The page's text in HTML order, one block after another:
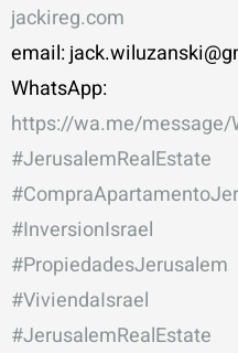
jackireg.com
email:
WhatsApp:
https://wa.me/message/
#JerusalemRealEstate
#InversionIsrael
#PropiedadesJerusalem
#ViviendaIsrael
#JerusalemRealEstate